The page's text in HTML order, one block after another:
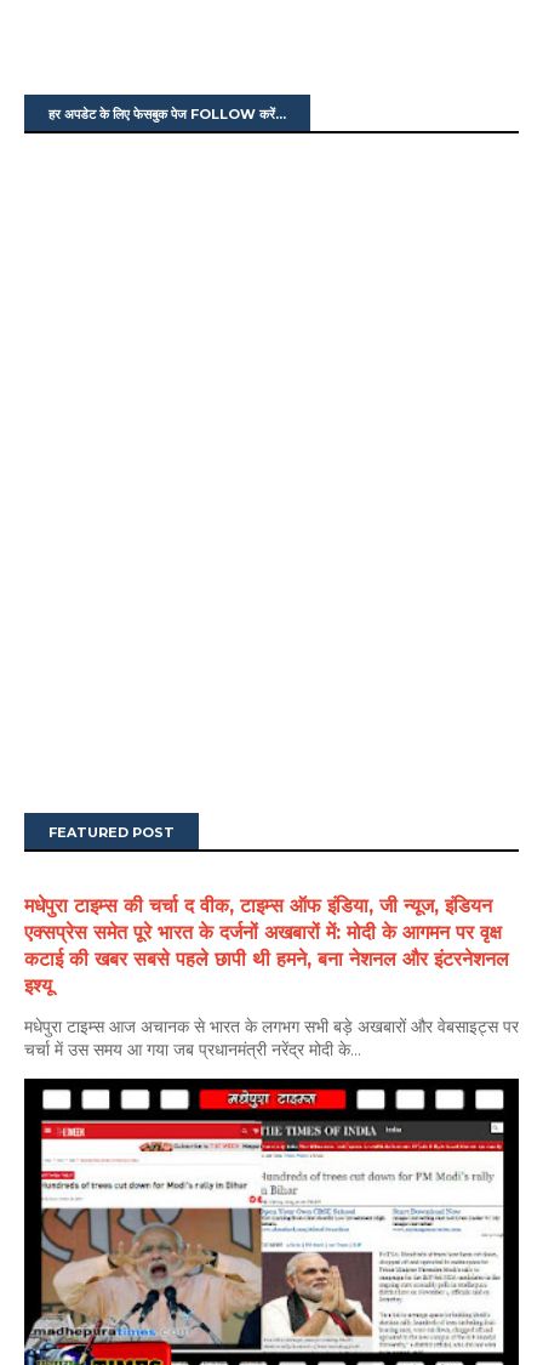
हर अपडेट के लिए फेसबुक पेज FOLLOW करें...
FEATURED POST
मधेपुरा टाइम्स की चर्चा द वीक, टाइम्स ऑफ इंडिया, जी न्यूज, इंडियन
एक्सप्रेस समेत पूरे भारत के दर्जनों अखबारों में: मोदी के आगमन पर वृक्ष
कटाई की खबर सबसे पहले छापी थी हमने, बना नेशनल और इंटरनेशनल
इश्यू
मधेपुरा टाइम्स आज अचानक से भारत के लगभग सभी बड़े अखबारों और वेबसाइट्स पर
चर्चा में उस समय आ गया जब प्रधानमंत्री नरेंद्र मोदी के...